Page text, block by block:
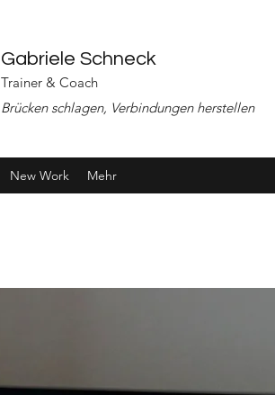
Gabriele Schneck
Trainer & Coach
Brücken schlagen, Verbindungen herstellen
New Work Mehr